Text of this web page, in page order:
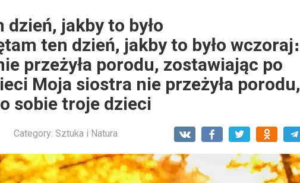
jakby to było
ten dzień, jakby to było wczoraj։
przeżyła porodu, zostawiając po
Moja siostra nie przeżyła porodu,
sobie troje dzieci
Category: Sztuka i Natura